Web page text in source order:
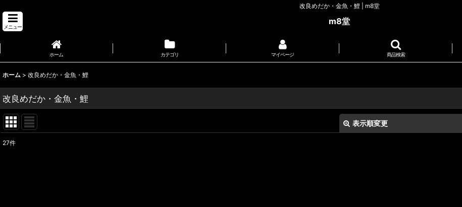
改良めだか・金魚・鯉 | m8堂
メニュー
m8堂
ホーム カテゴリ マイページ 商品検索
ホーム > 改良めだか・金魚・鯉
改良めだか・金魚・鯉
表示順変更
27件